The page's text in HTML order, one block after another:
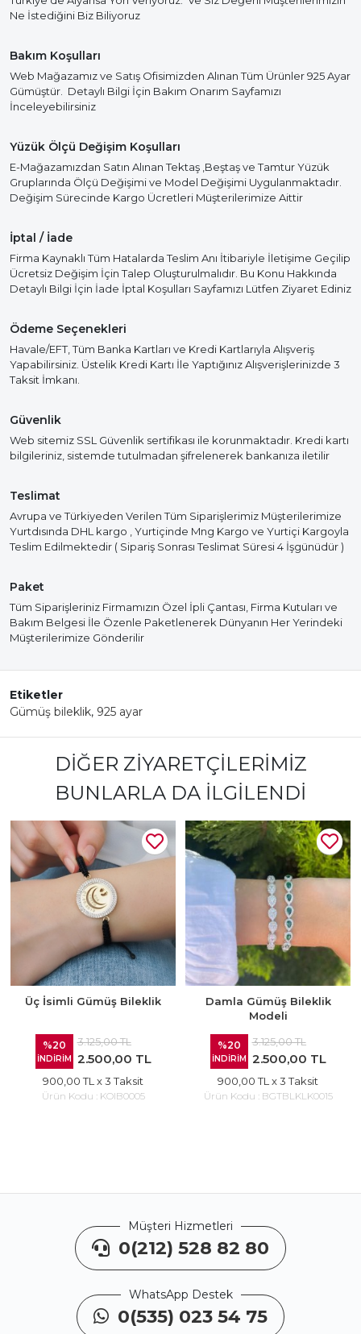
Ne İstediğini Biz Biliyoruz
Bakım Koşulları
Web Mağazamız ve Satış Ofisimizden Alınan Tüm Ürünler 925 Ayar
Gümüştür. Detaylı Bilgi İçin Bakım Onarım Sayfamızı
İnceleyebilirsiniz
Yüzük Ölçü Değişim Koşulları
E-Mağazamızdan Satın Alınan Tektaş ,Beştaş ve Tamtur Yüzük
Gruplarında Ölçü Değişimi ve Model Değişimi Uygulanmaktadır.
Değişim Sürecinde Kargo Ücretleri Müşterilerimize Aittir
İptal / İade
Firma Kaynaklı Tüm Hatalarda Teslim Anı İtibariyle İletişime Geçilip
Ücretsiz Değişim İçin Talep Oluşturulmalıdır. Bu Konu Hakkında
Detaylı Bilgi İçin İade İptal Koşulları Sayfamızı Lütfen Ziyaret Ediniz
Ödeme Seçenekleri
Havale/EFT, Tüm Banka Kartları ve Kredi Kartlarıyla Alışveriş
Yapabilirsiniz. Üstelik Kredi Kartı İle Yaptığınız Alışverişlerinizde 3
Taksit İmkanı.
Güvenlik
Web sitemiz SSL Güvenlik sertifikası ile korunmaktadır. Kredi kartı
bilgileriniz, sistemde tutulmadan şifrelenerek bankanıza iletilir
Teslimat
Avrupa ve Türkiyeden Verilen Tüm Siparişlerimiz Müşterilerimize
Yurtdısında DHL kargo , Yurtiçinde Mng Kargo ve Yurtiçi Kargoyla
Teslim Edilmektedir ( Sipariş Sonrası Teslimat Süresi 4 İşgünüdür )
Paket
Tüm Siparişleriniz Firmamızın Özel İpli Çantası, Firma Kutuları ve
Bakım Belgesi İle Özenle Paketlenerek Dünyanın Her Yerindeki
Müşterilerimize Gönderilir
Etiketler
Gümüş bileklik, 925 ayar
DIĞER ZIYARETÇILERIMIZ
BUNLARLA DA İLGILENDI
Üç İsimli Gümüş Bileklik
%20
İNDİRİM
3.125,00 TL
2.500,00 TL
900,00 TL x 3 Taksit
Ürün Kodu : KOIB0005
Damla Gümüş Bileklik
Modeli
%20
İNDİRİM
3.125,00 TL
2.500,00 TL
900,00 TL x 3 Taksit
Ürün Kodu : BGTBLKLK0015
Müşteri Hizmetleri
0(212) 528 82 80
WhatsApp Destek
0(535) 023 54 75